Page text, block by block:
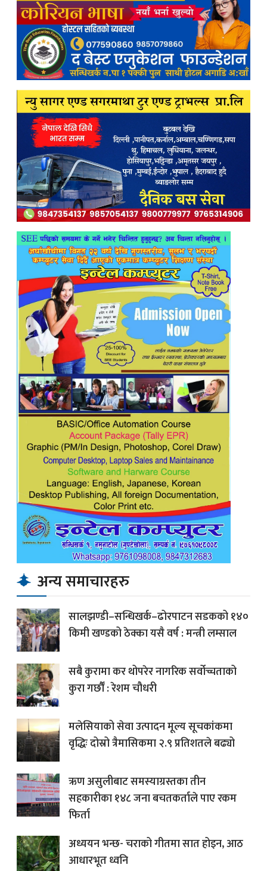
अन्य समाचारहरु
सालझण्डी–सन्धिखर्क–ढोरपाटन सडकको १४०
किमी खण्डको ठेक्का यसै वर्ष : मन्त्री लम्साल
सबै कुरामा कर थोपरेर नागरिक सर्वोच्चताको
कुरा गर्छौँ : रेशम चौधरी
मलेसियाको सेवा उत्पादन मूल्य सूचकांकमा
वृद्धिः दोस्रो त्रैमासिकमा २.९ प्रतिशतले बढ्यो
ऋण असुलीबाट समस्याग्रस्तका तीन
सहकारीका १४८ जना बचतकर्ताले पाए रकम
फिर्ता
अध्ययन भन्छ- चराको गीतमा सात होइन, आठ
आधारभूत ध्वनि